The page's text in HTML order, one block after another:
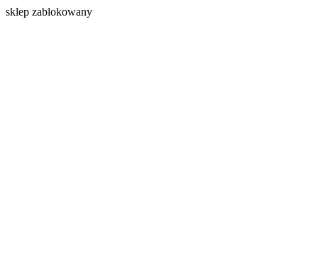
sklep zablokowany